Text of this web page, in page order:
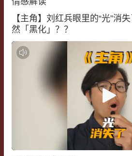
【主角】刘红兵眼里的“光”消
然「黑化」？？